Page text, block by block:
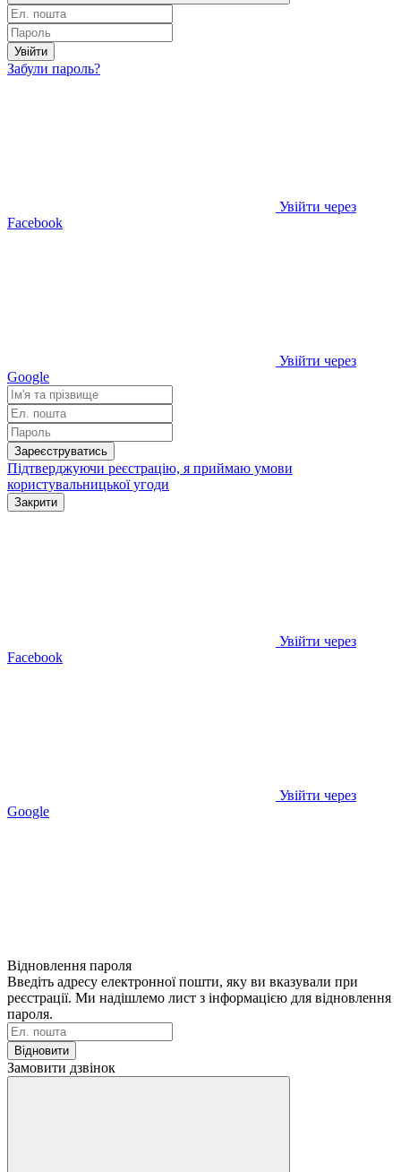
Увійти
Забули пароль?
Увійти через
Facebook
Увійти через
Google
Зареєструватись
Підтверджуючи реєстрацію, я приймаю умови
користувальницької угоди
Закрити
Увійти через
Facebook
Увійти через
Google
Відновлення пароля
Введіть адресу електронної пошти, яку ви вказували при
реєстрації. Ми надішлемо лист з інформацією для відновлення
пароля.
Відновити
Замовити дзвінок